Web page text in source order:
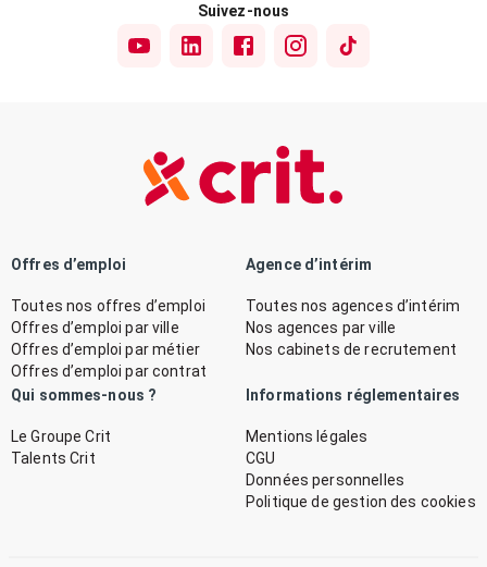
Suivez-nous
Offres d’emploi
Toutes nos offres d’emploi
Offres d’emploi par ville
Offres d’emploi par métier
Offres d’emploi par contrat
Agence d’intérim
Toutes nos agences d’intérim
Nos agences par ville
Nos cabinets de recrutement
Qui sommes-nous ?
Le Groupe Crit
Talents Crit
Informations réglementaires
Mentions légales
CGU
Données personnelles
Politique de gestion des cookies